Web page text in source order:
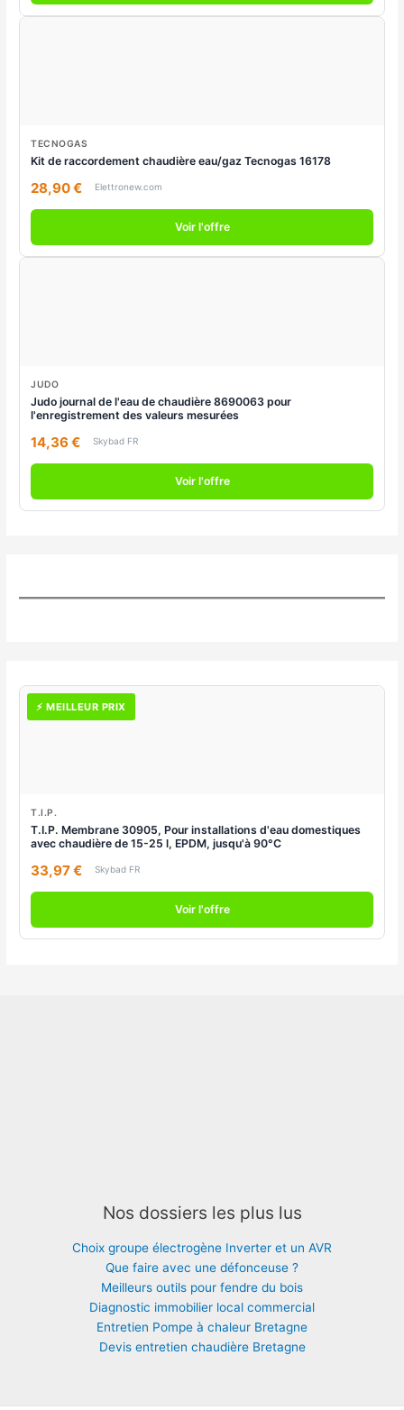
TECNOGAS
Kit de raccordement chaudière eau/gaz Tecnogas 16178
28,90 € Elettronew.com
Voir l'offre
JUDO
Judo journal de l'eau de chaudière 8690063 pour
l'enregistrement des valeurs mesurées
14,36 € Skybad FR
Voir l'offre
⚡ MEILLEUR PRIX
T.I.P.
T.I.P. Membrane 30905, Pour installations d'eau domestiques
avec chaudière de 15-25 l, EPDM, jusqu'à 90°C
33,97 € Skybad FR
Voir l'offre
Nos dossiers les plus lus
Choix groupe électrogène Inverter et un AVR
Que faire avec une défonceuse ?
Meilleurs outils pour fendre du bois
Diagnostic immobilier local commercial
Entretien Pompe à chaleur Bretagne
Devis entretien chaudière Bretagne